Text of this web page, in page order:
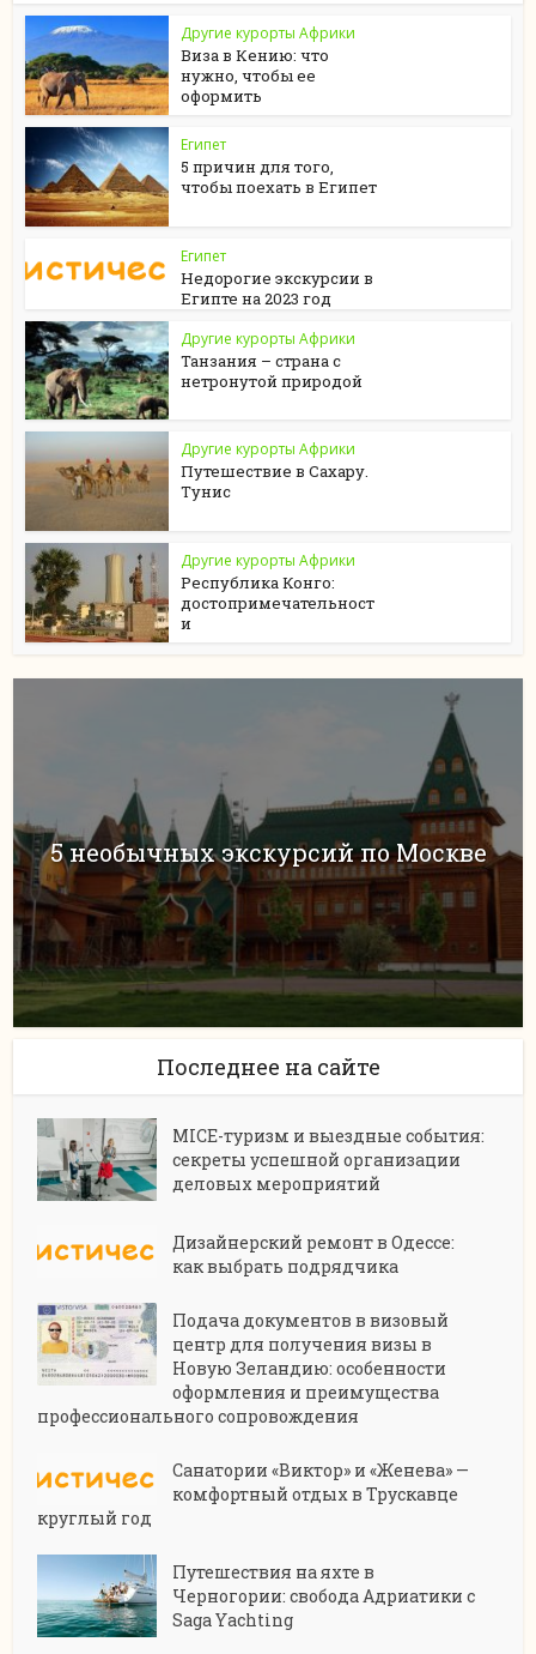
Другие курорты Африки
Виза в Кению: что
нужно, чтобы ее
оформить
Египет
5 причин для того,
чтобы поехать в Египет
Египет
Недорогие экскурсии в
Египте на 2023 год
Другие курорты Африки
Танзания – страна с
нетронутой природой
Другие курорты Африки
Путешествие в Сахару.
Тунис
Другие курорты Африки
Республика Конго:
достопримечательност
и
5 необычных экскурсий по Москве
Последнее на сайте
MICE-туризм и выездные события:
секреты успешной организации
деловых мероприятий
Дизайнерский ремонт в Одессе:
как выбрать подрядчика
Подача документов в визовый
центр для получения визы в
Новую Зеландию: особенности
оформления и преимущества
профессионального сопровождения
Санатории «Виктор» и «Женева» —
комфортный отдых в Трускавце
круглый год
Путешествия на яхте в
Черногории: свобода Адриатики с
Saga Yachting